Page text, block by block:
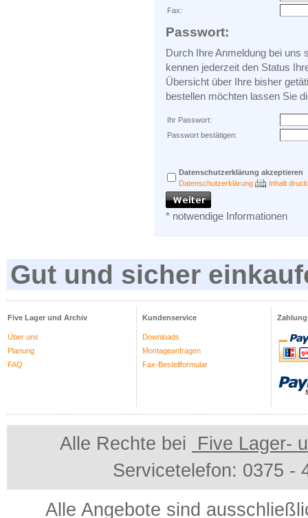
Fax:
Passwort:
Durch Ihre Anmeldung bei uns
kennen jederzeit den Status
Übersicht über Ihre bisher
bestellen möchten lassen Sie
Ihr Passwort:
Passwort bestätigen:
Datenschutzerklärung akzeptieren
Datenschutzerklärung
Inhalt
* notwendige Informationen
Gut und sicher
Five Lager und Archiv
Über uns
Planung
FAQ
Kundenservice
Downloads
Montageanfragen
Fax-Bestellformular
Alle Rechte bei
Five Lager-
Servicetelefon: 0375 -
Alle Angebote sind